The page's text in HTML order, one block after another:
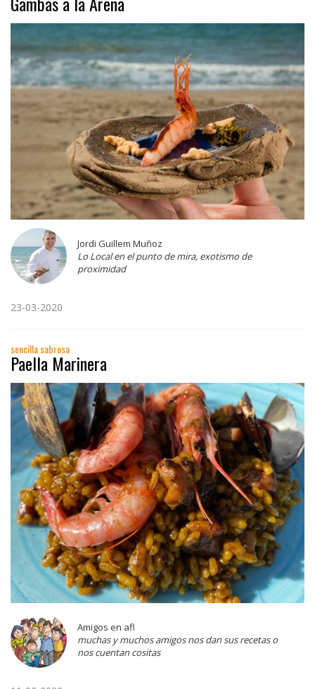
Jordi Guillem Muñoz
Lo Local en el punto de mira, exotismo de
proximidad
23-03-2020
sencilla sabrosa
Paella Marinera
Amigos en afl
muchas y muchos amigos nos dan sus recetas o
nos cuentan cositas